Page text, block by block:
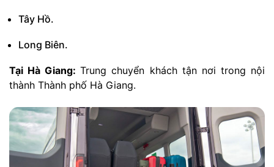
Tây Hồ.
Long Biên.
Tại Hà Giang:Trung chuyển khách tận nơi trong nội
thành Thành phố Hà Giang.